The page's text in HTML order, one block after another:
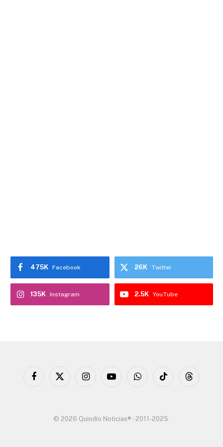
Facebook
475K Twitter
26K
Instagram
135K YouTube
2.5K
Facebook
X
InstagramYouTubeWhatsAppTikTok Threads
© 2026 Quindío Noticias® - 2011-2025.